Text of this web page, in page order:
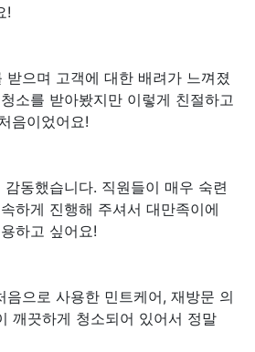
!
받으며 고객에 대한 배려가 느껴졌
소를 받아봤지만 이렇게 친절하고
음이었어요!
동했습니다. 직원들이 매우 숙련
하게 진행해 주셔서 대만족이에
하고 싶어요!
음으로 사용한 민트케어, 재방문 의
깨끗하게 청소되어 있어서 정말